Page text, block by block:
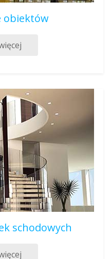
obiektów
schodowych